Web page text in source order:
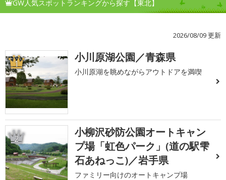
GW人気スポットランキングから探す【東北】
2026/08/09 更新
1 小川原湖公園／青森県
小川原湖を眺めながらアウトドアを満喫
2
小柳沢砂防公園オートキャン
プ場「虹色パーク」(道の駅雫
石あねっこ)／岩手県
ファミリー向けのオートキャンプ場